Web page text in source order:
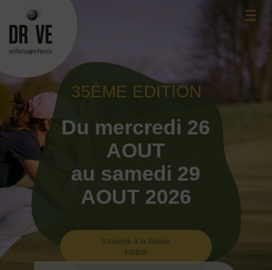
content
☰
35ÈME EDITION
Du mercredi 26
AOUT
au samedi 29
AOUT 2026
S'inscrire à la 35ème
Edition